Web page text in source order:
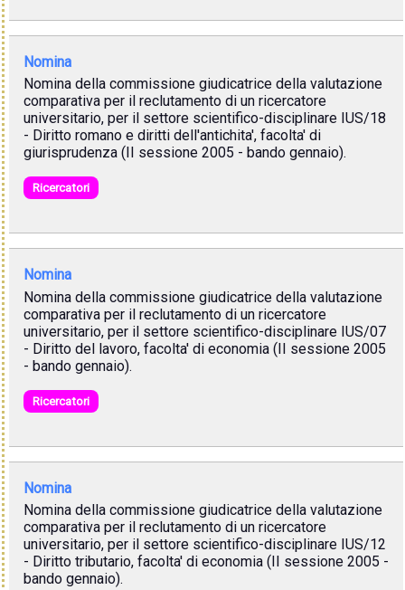
Nomina
Nomina della commissione giudicatrice della valutazione
comparativa per il reclutamento di un ricercatore
universitario, per il settore scientifico-disciplinare IUS/18
- Diritto romano e diritti dell'antichita', facolta' di
giurisprudenza (II sessione 2005 - bando gennaio).
Ricercatori
Nomina
Nomina della commissione giudicatrice della valutazione
comparativa per il reclutamento di un ricercatore
universitario, per il settore scientifico-disciplinare IUS/07
- Diritto del lavoro, facolta' di economia (II sessione 2005
- bando gennaio).
Ricercatori
Nomina
Nomina della commissione giudicatrice della valutazione
comparativa per il reclutamento di un ricercatore
universitario, per il settore scientifico-disciplinare IUS/12
- Diritto tributario, facolta' di economia (II sessione 2005 -
bando gennaio).